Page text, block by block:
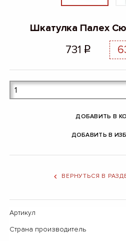
Шкатулка Палех
731 q
ДОБАВИТЬ В
ДОБАВИТЬ В
ВЕРНУТЬСЯ В
Артикул
Страна производитель